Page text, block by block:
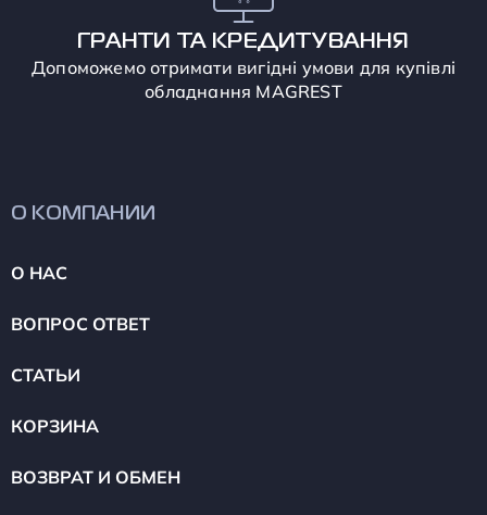
ГРАНТИ ТА КРЕДИТУВАННЯ
Допоможемо отримати вигідні умови для купівлі
обладнання MAGREST
О КОМПАНИИ
О НАС
ВОПРОС ОТВЕТ
СТАТЬИ
КОРЗИНА
ВОЗВРАТ И ОБМЕН